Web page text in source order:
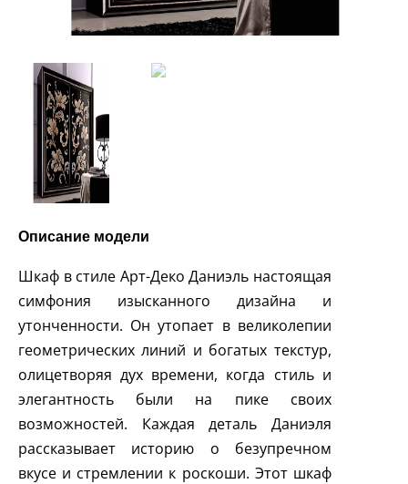
Описание модели
Шкаф в стиле Арт-Деко Даниэль настоящая
симфония изысканного дизайна и
утонченности. Он утопает в великолепии
геометрических линий и богатых текстур,
олицетворяя дух времени, когда стиль и
элегантность были на пике своих
возможностей. Каждая деталь Даниэля
рассказывает историю о безупречном
вкусе и стремлении к роскоши. Этот шкаф